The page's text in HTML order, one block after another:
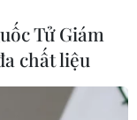
Laden, con trai
đã thiệt
bình luận về sự
Tử Giám
chất liệu